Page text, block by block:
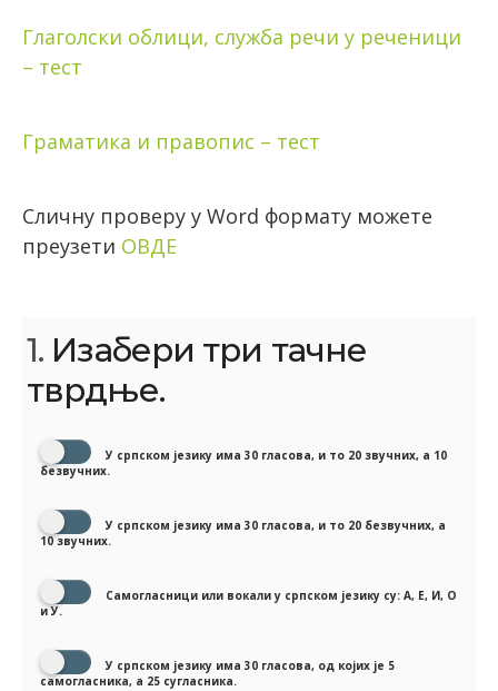
Глаголски облици, служба речи у реченици
– тест
Граматика и правопис – тест
Сличну проверу у Word формату можете
преузети ОВДЕ
1. Изабери три тачне
тврдње.
У српском језику има 30 гласова, и то 20 звучних, а 10
безвучних.
У српском језику има 30 гласова, и то 20 безвучних, а
10 звучних.
Самогласници или вокали у српском језику су: А, Е, И, О
и У.
У српском језику има 30 гласова, од којих је 5
самогласника, а 25 сугласника.